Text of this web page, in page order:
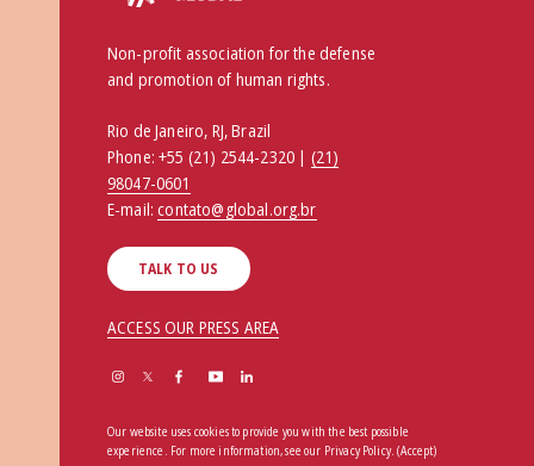
Non-profit association for the defense
and promotion of human rights.
Rio de Janeiro, RJ, Brazil
Phone:+55 (21) 2544-2320 | (21)
98047-0601
E-mail:contato@global.org.br
TALK TO US
ACCESS OUR PRESS AREA
Our website uses cookies to provide you with the best possible
experience. For more information, see our Privacy Policy.(Accept)